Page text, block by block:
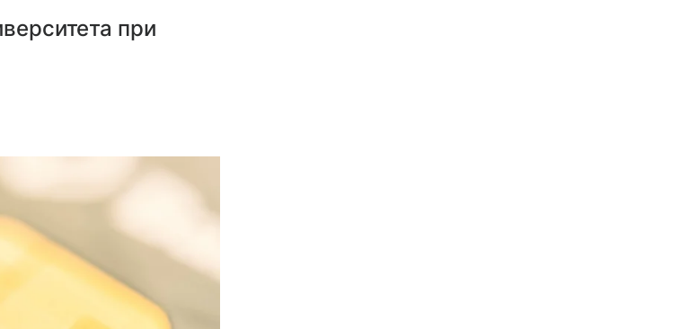
при